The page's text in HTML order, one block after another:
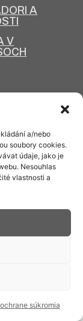
a/nebo
soubory cookies.
údaje, jako je
Nesouhlas
vlastnosti a
súkromia
A
V